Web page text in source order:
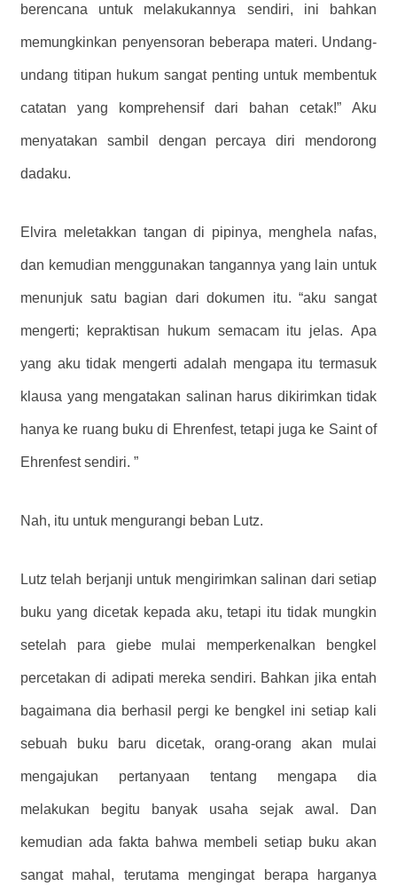
berencana untuk melakukannya sendiri, ini bahkan
memungkinkan penyensoran beberapa materi. Undang-
undang titipan hukum sangat penting untuk membentuk
catatan yang komprehensif dari bahan cetak!” Aku
menyatakan sambil dengan percaya diri mendorong
dadaku.
Elvira meletakkan tangan di pipinya, menghela nafas,
dan kemudian menggunakan tangannya yang lain untuk
menunjuk satu bagian dari dokumen itu. “aku sangat
mengerti; kepraktisan hukum semacam itu jelas. Apa
yang aku tidak mengerti adalah mengapa itu termasuk
klausa yang mengatakan salinan harus dikirimkan tidak
hanya ke ruang buku di Ehrenfest, tetapi juga ke Saint of
Ehrenfest sendiri. ”
Nah, itu untuk mengurangi beban Lutz.
Lutz telah berjanji untuk mengirimkan salinan dari setiap
buku yang dicetak kepada aku, tetapi itu tidak mungkin
setelah para giebe mulai memperkenalkan bengkel
percetakan di adipati mereka sendiri. Bahkan jika entah
bagaimana dia berhasil pergi ke bengkel ini setiap kali
sebuah buku baru dicetak, orang-orang akan mulai
mengajukan pertanyaan tentang mengapa dia
melakukan begitu banyak usaha sejak awal. Dan
kemudian ada fakta bahwa membeli setiap buku akan
sangat mahal, terutama mengingat berapa harganya